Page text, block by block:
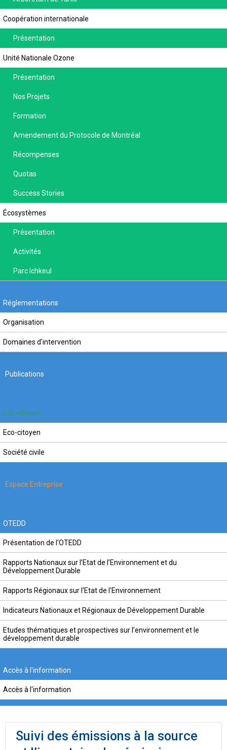
Coopération internationale
Présentation
Unité Nationale Ozone
Présentation
Nos Projets
Formation
Amendement du Protocole de Montréal
Récompenses
Quotas
Success Stories
Écosystèmes
Présentation
Activités
Parc Ichkeul
Réglementations
Organisation
Domaines d'intervention
Publications
Eco-citoyen
Eco-citoyen
Société civile
Espace Entreprise
OTEDD
Présentation de l'OTEDD
Rapports Nationaux sur l’Etat de l’Environnement et du
Développement Durable
Rapports Régionaux sur l'Etat de l'Environnement
Indicateurs Nationaux et Régionaux de Développement Durable
Etudes thématiques et prospectives sur l’environnement et le
développement durable
Accès à l'information
Accès à l'information
Suivi des émissions à la source